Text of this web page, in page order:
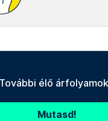
További élő
Mutasd!